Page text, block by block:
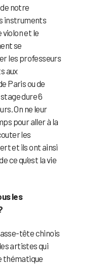
notre
instruments
violon et le
se
les professeurs
aux
Paris ou de
dure 6
On ne leur
pour aller à la
les
et ils ont ainsi
ce qu’est la vie
les
tête chinois
artistes qui
thématique